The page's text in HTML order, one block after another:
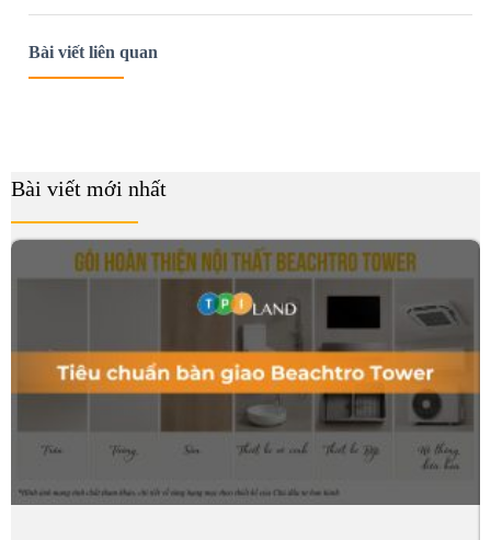
Bài viết liên quan
Bài viết mới nhất